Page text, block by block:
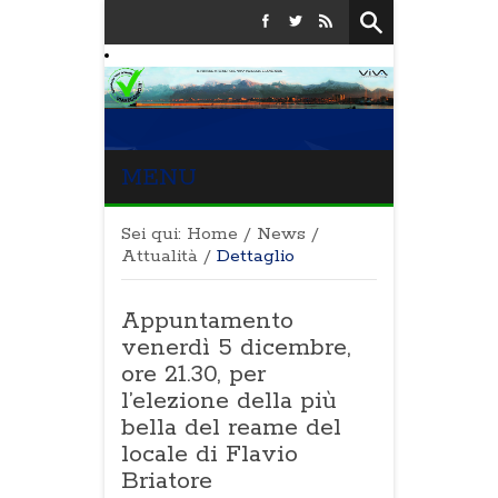
MENU
Sei qui: Home / News /
Attualità / Dettaglio
Appuntamento
venerdì 5 dicembre,
ore 21.30, per
l’elezione della più
bella del reame del
locale di Flavio
Briatore